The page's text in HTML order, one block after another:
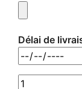
Délai de